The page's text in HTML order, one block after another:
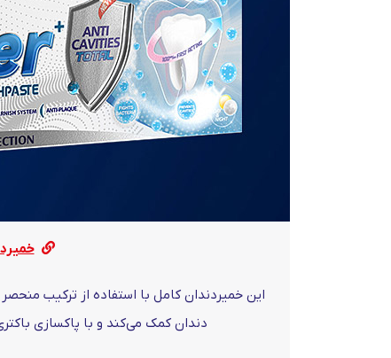
این خمیردندان کامل با استفاده از ترکیب
دندان کمک می‌کند و با پاکسازی